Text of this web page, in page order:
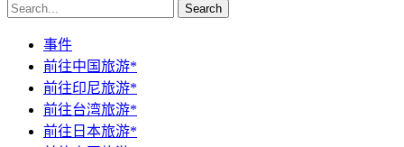
Search
事件
前往中国旅游*
前往印尼旅游*
前往台湾旅游*
前往日本旅游*